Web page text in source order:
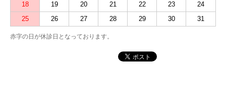
18
19 20 21 22 23
24
25
26 27 28 29 30 31
赤字の日が休診日となっております。